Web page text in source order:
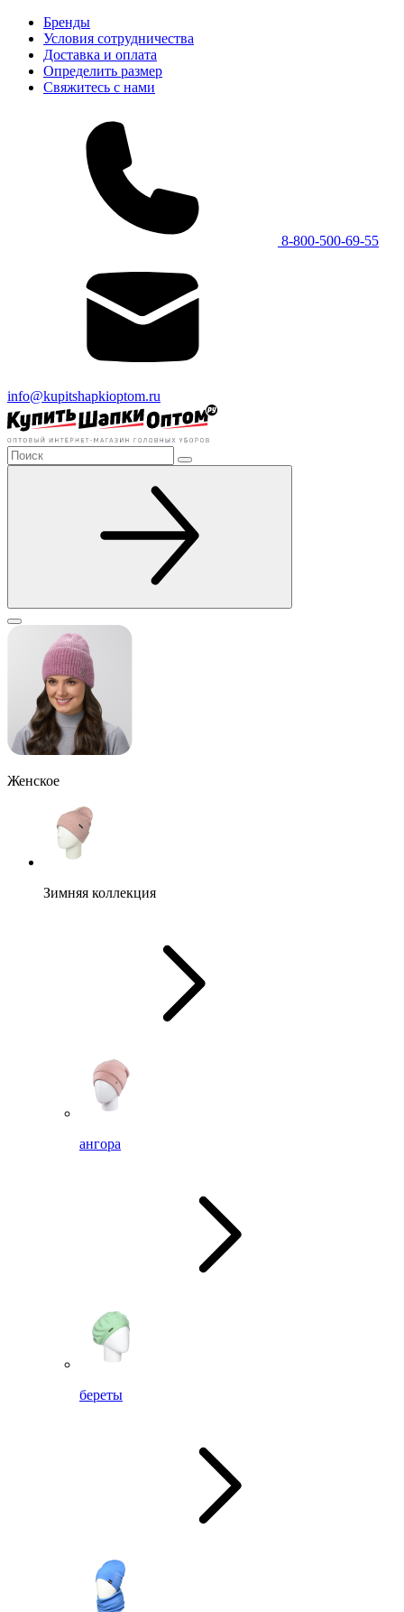
Бренды
Условия сотрудничества
Доставка и оплата
Определить размер
Свяжитесь с нами
8-800-500-69-55
info@kupitshapkioptom.ru
Женское
Зимняя коллекция
ангора
береты